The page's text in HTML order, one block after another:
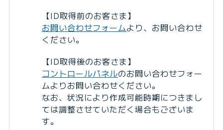
【ID取得前のお客さま】
お問い合わせフォームより、お問い合わせ
ください。
【ID取得後のお客さま】
コントロールパネルのお問い合わせフォー
ムよりお問い合わせください。
なお、状況により作成可能時期につきまし
ては調整させていただく場合もございま
す。